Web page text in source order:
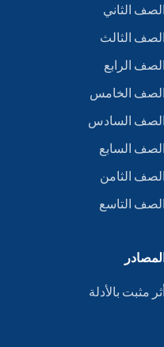
الصف الثاني
الصف الثالث
الصف الرابع
الصف الخامس
الصف السادس
الصف السابع
الصف الثامن
الصف التاسع
المصادر
أثر مثبت بالأدلة